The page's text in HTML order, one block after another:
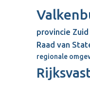
provincie
Raad van
regionale